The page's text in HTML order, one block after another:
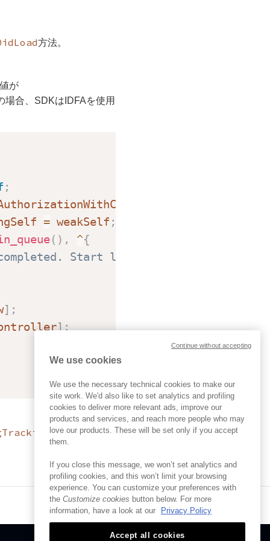
方法。
が
場合、SDKはIDFAを使用
;
= weakSelf ;
( ) , ^{
Start loading ads here.
] ;
] ;
ページの最終更新日04 Oct 2021
We use cookies
We use the necessary technical cookies to make our
site work. We'd also like to set analytics and profiling
cookies to deliver more relevant ads, improve our
products and services, and reach more people who may
love our products. These will be set only if you accept
them.
If you close this message, we won’t set analytics and
profiling cookies, and this won’t limit your browsing
experience. You can customize your preferences with
the Customize cookies button below. For more
information, have a look at our
Privacy Policy
Accept all cookies
Continue without accepting